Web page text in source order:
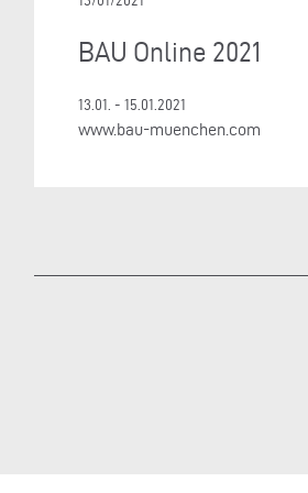
BAU Online 2021
13.01. - 15.01.2021
www.bau-muenchen.com